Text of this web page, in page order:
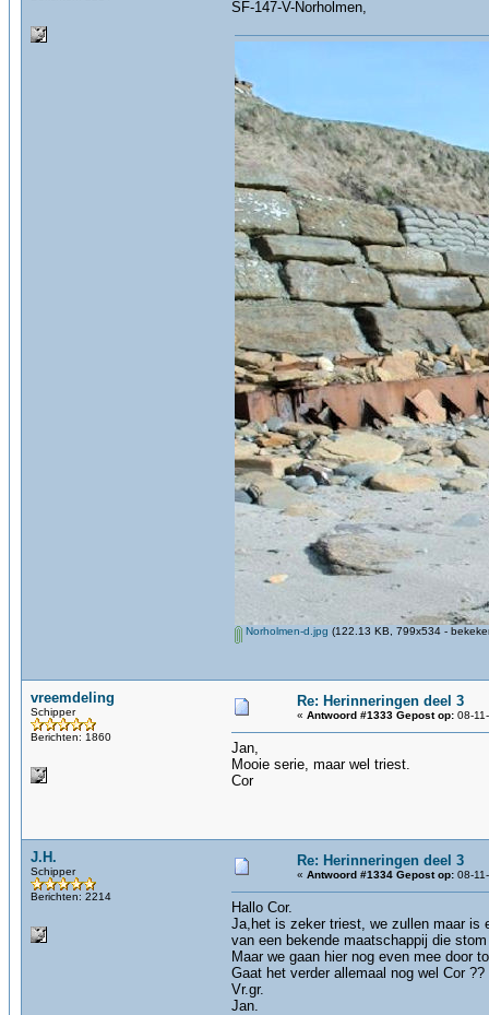
SF-147-V-Norholmen,
Norholmen-d.jpg (122.13 KB, 799x534 -
vreemdeling
Schipper
Berichten: 1860
Re: Herinneringen deel 3
« Antwoord #1333 Gepost op: 08-
Jan,
Mooie serie, maar wel triest.
Cor
J.H.
Schipper
Berichten: 2214
Re: Herinneringen deel 3
« Antwoord #1334 Gepost op: 08-
Hallo Cor.
Ja,het is zeker triest, we zullen maar is
van een bekende maatschappij die
Maar we gaan hier nog even mee door
Gaat het verder allemaal nog wel Cor ??
Vr.gr.
Jan.